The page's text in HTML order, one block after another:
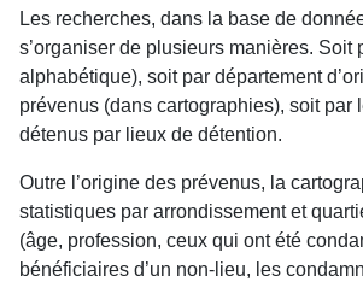
Les recherches, dans la base de
s’organiser de plusieurs manières. Soit
alphabétique), soit par département
prévenus (dans cartographies), soit par
détenus par lieux de détention.
Outre l’origine des prévenus, la
statistiques par arrondissement et
(âge, profession, ceux qui ont été
bénéficiaires d’un non-lieu, les